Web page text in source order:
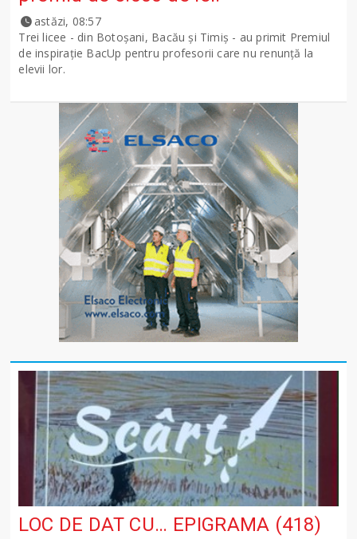
astăzi, 08:57
Trei licee - din Botoșani, Bacău și Timiș - au primit Premiul
de inspirație BacUp pentru profesorii care nu renunță la
elevii lor.
LOC DE DAT CU… EPIGRAMA (418)